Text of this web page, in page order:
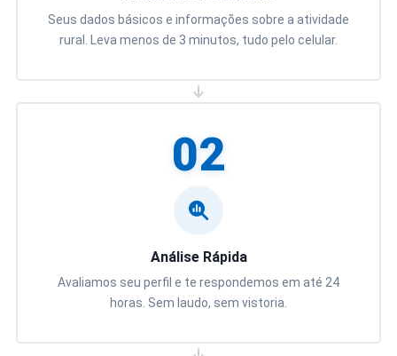
Seus dados básicos e informações sobre a atividade
rural. Leva menos de 3 minutos, tudo pelo celular.
02
Análise Rápida
Avaliamos seu perfil e te respondemos em até 24
horas. Sem laudo, sem vistoria.